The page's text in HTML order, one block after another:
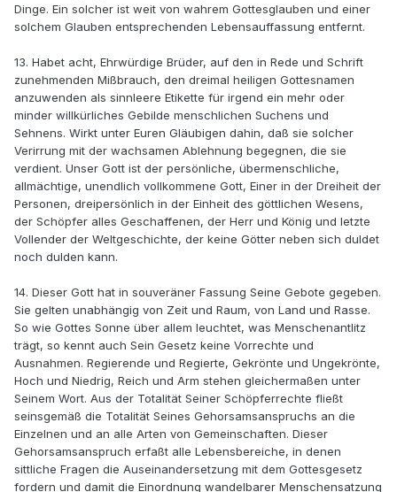
Dinge. Ein solcher ist weit von wahrem Gottesglauben und einer
solchem Glauben entsprechenden Lebensauffassung entfernt.
13. Habet acht, Ehrwürdige Brüder, auf den in Rede und Schrift
zunehmenden Mißbrauch, den dreimal heiligen Gottesnamen
anzuwenden als sinnleere Etikette für irgend ein mehr oder
minder willkürliches Gebilde menschlichen Suchens und
Sehnens. Wirkt unter Euren Gläubigen dahin, daß sie solcher
Verirrung mit der wachsamen Ablehnung begegnen, die sie
verdient. Unser Gott ist der persönliche, übermenschliche,
allmächtige, unendlich vollkommene Gott, Einer in der Dreiheit der
Personen, dreipersönlich in der Einheit des göttlichen Wesens,
der Schöpfer alles Geschaffenen, der Herr und König und letzte
Vollender der Weltgeschichte, der keine Götter neben sich duldet
noch dulden kann.
14. Dieser Gott hat in souveräner Fassung Seine Gebote gegeben.
Sie gelten unabhängig von Zeit und Raum, von Land und Rasse.
So wie Gottes Sonne über allem leuchtet, was Menschenantlitz
trägt, so kennt auch Sein Gesetz keine Vorrechte und
Ausnahmen. Regierende und Regierte, Gekrönte und Ungekrönte,
Hoch und Niedrig, Reich und Arm stehen gleichermaßen unter
Seinem Wort. Aus der Totalität Seiner Schöpferrechte fließt
seinsgemäß die Totalität Seines Gehorsamsanspruchs an die
Einzelnen und an alle Arten von Gemeinschaften. Dieser
Gehorsamsanspruch erfaßt alle Lebensbereiche, in denen
sittliche Fragen die Auseinandersetzung mit dem Gottesgesetz
fordern und damit die Einordnung wandelbarer Menschensatzung